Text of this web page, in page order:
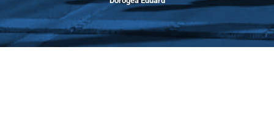
Adresa poștală:
România, Craiova, Str. Bibescu Nr. 44